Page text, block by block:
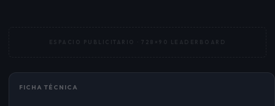
ESPACIO PUBLICITARIO ·728×90 LEADERBOARD
FICHA TÉCNICA